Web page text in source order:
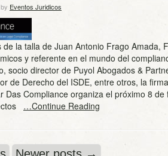
by Eventos Juridicos
de la talla de Juan Antonio Frago Amada,
y referente en el mundo del
socio director de Puyol Abogados &
de Derecho del ISDE, entre otros, la
Das Compliance organiza el próximo 8 de
…Continue Reading